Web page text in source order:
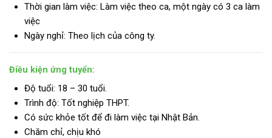
Thời gian làm việc: Làm việc theo ca, một ngày có 3 ca làm
việc
Ngày nghỉ: Theo lịch của công ty.
Điều kiện ứng tuyển:
Độ tuổi: 18 – 30 tuổi.
Trình độ: Tốt nghiệp THPT.
Có sức khỏe tốt để đi làm việc tại Nhật Bản.
Chăm chỉ, chịu khó